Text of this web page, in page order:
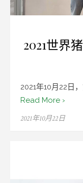
2021世界
2021年10月22日
Read More ›
Posted
2021年10月22日